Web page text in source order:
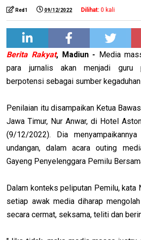
Red1 09/12/2022 Dilihat: 0 kali
Berita Rakyat, Madiun - Media
para jurnalis akan menjadi guru
berpotensi sebagai sumber
Penilaian itu disampaikan Ketua
Jawa Timur, Nur Anwar, di Hotel
(9/12/2022). Dia
undangan, dalam acara outing
Gayeng Penyelenggara Pemilu
Dalam konteks peliputan Pemilu, kata
setiap awak media diharap
secara cermat, seksama, teliti dan